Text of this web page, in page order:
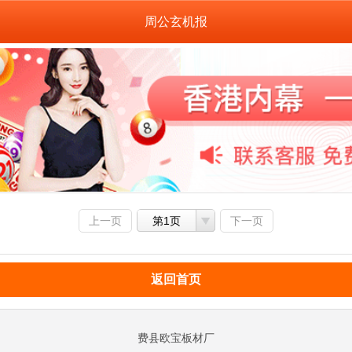
周公玄机报
上一页 第1页 下一页
返回首页
费县欧宝板材厂